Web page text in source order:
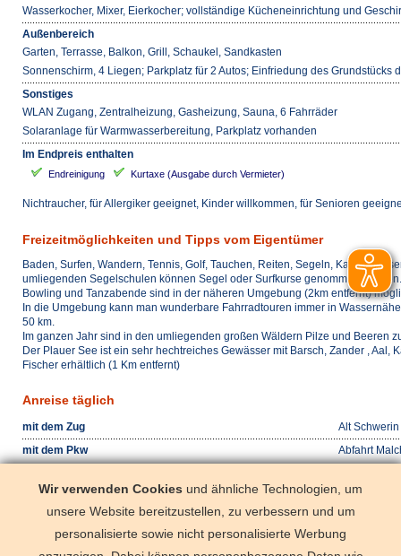
Wasserkocher, Mixer, Eierkocher; vollständige Kücheneinrichtung und
Außenbereich
Garten, Terrasse, Balkon, Grill, Schaukel, Sandkasten
Sonnenschirm, 4 Liegen; Parkplatz für 2 Autos; Einfriedung des Grundstücks
Sonstiges
WLAN Zugang, Zentralheizung, Gasheizung, Sauna, 6 Fahrräder
Solaranlage für Warmwasserbereitung, Parkplatz vorhanden
Im Endpreis enthalten
Endreinigung Kurtaxe (Ausgabe durch Vermieter)
Nichtraucher, für Allergiker geeignet, Kinder willkommen, für Senioren
Freizeitmöglichkeiten und Tipps vom Eigentümer
Baden, Surfen, Wandern, Tennis, Golf, Tauchen, Reiten, Segeln, Kanu,
umliegenden Segelschulen können Segel oder Surfkurse genommen werden.
Bowling und Tanzabende sind in der näheren Umgebung (2km entfernt)
In die Umgebung kann man wunderbare Fahrradtouren immer in
50 km.
Im ganzen Jahr sind in den umliegenden großen Wäldern Pilze und Beeren
Der Plauer See ist ein sehr hechtreiches Gewässer mit Barsch, Zander , Aal,
Fischer erhältlich (1 Km entfernt)
Anreise täglich
mit dem Zug
Alt Schwerin
mit dem Pkw
Abfahrt
mit dem Flugzeug
Rostock-
Anreise ab 16.00 Uhr, Abreise bis 09.30 Uhr (Die Beachtung der Anreise
erforderlich)
Wir verwenden Cookies und ähnliche Technologien, um
unsere Website bereitzustellen, zu verbessern und um
personalisierte sowie nicht personalisierte Werbung